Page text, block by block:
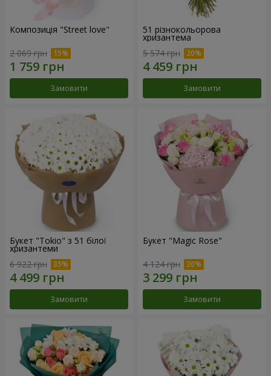
Композиція "Street love"
2 069 грн
Замовити
51 різнокольорова
хризантема
5 574 грн
Замовити
Букет "Tokio" з 51 білої
хризантеми
6 922 грн
Замовити
Букет "Magic Rose"
4 124 грн
Замовити